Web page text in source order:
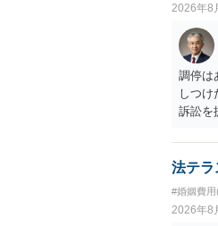
2026年8
調停は
しつけ
訴訟を
ば、夫
いかも
淡々
りま
法テラ
#婚姻費
2026年8